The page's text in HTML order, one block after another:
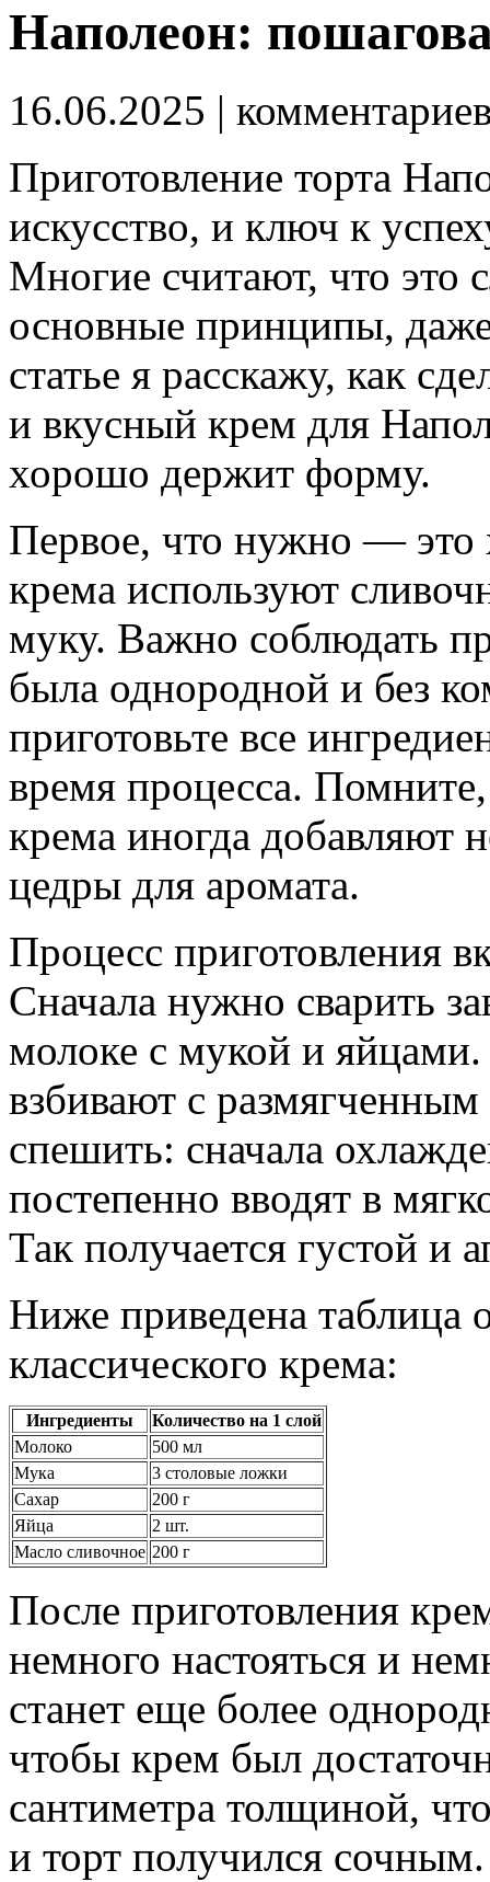
Наполеон:
16.06.2025 |
Приготовление торта
искусство, и ключ к
Многие считают, что это
основные принципы,
статье я расскажу, как
и вкусный крем для
хорошо держит форму.
Первое, что нужно — это
крема используют
муку. Важно соблюдать
была однородной и без
приготовьте все
время процесса.
крема иногда добавляют
цедры для аромата.
Процесс приготовления
Сначала нужно сварить
молоке с мукой и
взбивают с
спешить: сначала
постепенно вводят в
Так получается густой и
Ниже приведена таблица
классического крема:
Ингредиенты
Количество на 1 слой
Молоко
500 мл
Мука
3 столовые ложки
Сахар
200 г
Яйца
2 шт.
Масло сливочное 200 г
После приготовления
немного настояться и
станет еще более
чтобы крем был
сантиметра толщиной,
и торт получился сочным.